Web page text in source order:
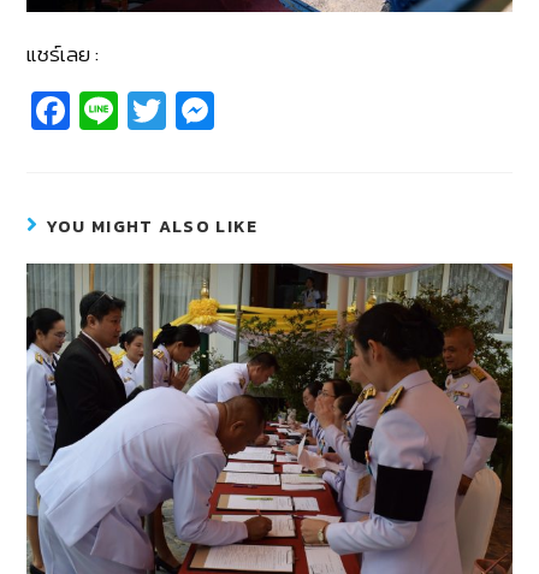
แชร์เลย :
Fa
c
b
o
o
k
Li
n
T
wi
er e
n
g
er
YOU MIGHT ALSO LIKE